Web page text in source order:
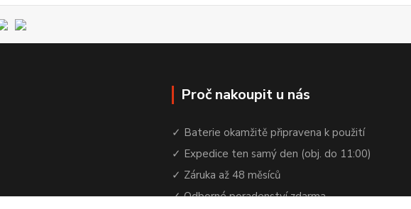
Proč nakoupit u nás
✓ Baterie okamžitě připravena k použití
✓ Expedice ten samý den (obj. do 11:00)
✓ Záruka až 48 měsíců
✓ Odborné poradenství zdarma